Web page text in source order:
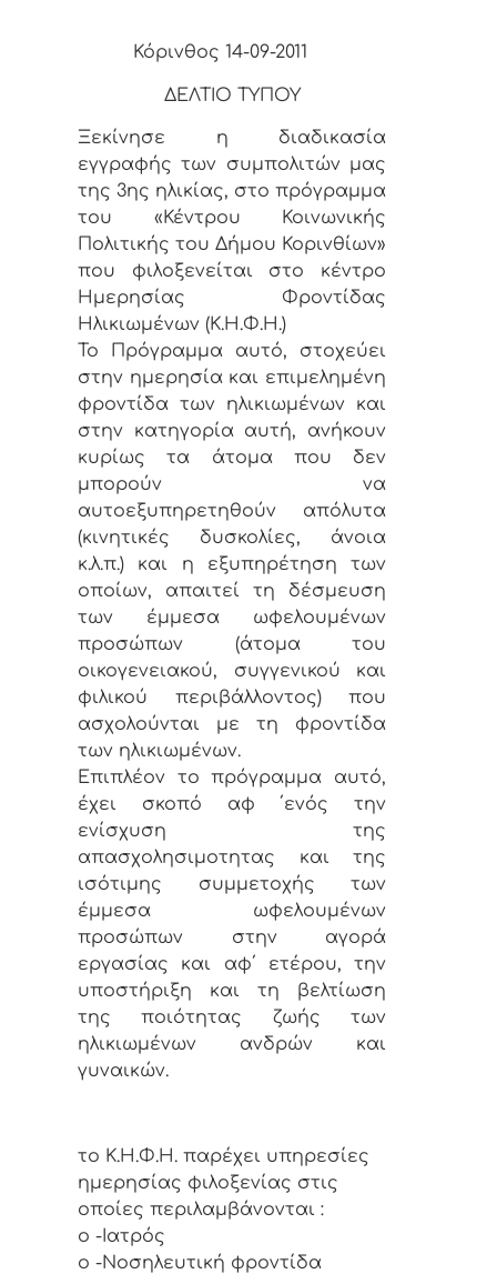
Κόρινθος 14-09-2011
ΔΕΛΤΙΟ ΤΥΠΟΥ
Ξεκίνησε η διαδικασία
εγγραφής των συμπολιτών μας
της 3ης ηλικίας, στο πρόγραμμα
του «Κέντρου Κοινωνικής
Πολιτικής του Δήμου Κορινθίων»
που φιλοξενείται στο κέντρο
Ημερησίας Φροντίδας
Ηλικιωμένων (Κ.Η.Φ.Η.)
Το Πρόγραμμα αυτό, στοχεύει
στην ημερησία και επιμελημένη
φροντίδα των ηλικιωμένων και
στην κατηγορία αυτή, ανήκουν
κυρίως τα άτομα που δεν
μπορούν να
αυτοεξυπηρετηθούν απόλυτα
(κινητικές δυσκολίες, άνοια
κ.λ.π.) και η εξυπηρέτηση των
οποίων, απαιτεί τη δέσμευση
των έμμεσα ωφελουμένων
προσώπων (άτομα του
οικογενειακού, συγγενικού και
φιλικού περιβάλλοντος) που
ασχολούνται με τη φροντίδα
των ηλικιωμένων.
Επιπλέον το πρόγραμμα αυτό,
έχει σκοπό αφ ΄ενός την
ενίσχυση της
απασχολησιμοτητας και της
ισότιμης συμμετοχής των
έμμεσα ωφελουμένων
προσώπων στην αγορά
εργασίας και αφ΄ ετέρου, την
υποστήριξη και τη βελτίωση
της ποιότητας ζωής των
ηλικιωμένων ανδρών και
γυναικών.
το Κ.Η.Φ.Η. παρέχει υπηρεσίες
ημερησίας φιλοξενίας στις
οποίες περιλαμβάνονται :
o -Ιατρός
o -Νοσηλευτική φροντίδα